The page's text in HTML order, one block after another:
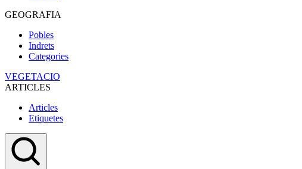
GEOGRAFIA
Pobles
Indrets
Categories
VEGETACIO
ARTICLES
Articles
Etiquetes